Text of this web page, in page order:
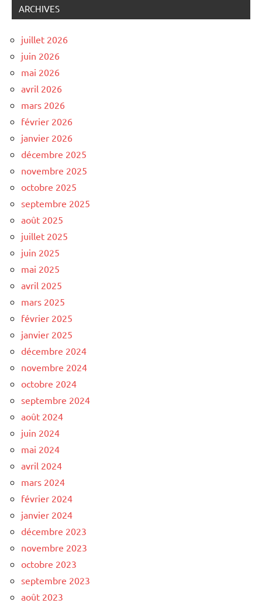
ARCHIVES
juillet 2026
juin 2026
mai 2026
avril 2026
mars 2026
février 2026
janvier 2026
décembre 2025
novembre 2025
octobre 2025
septembre 2025
août 2025
juillet 2025
juin 2025
mai 2025
avril 2025
mars 2025
février 2025
janvier 2025
décembre 2024
novembre 2024
octobre 2024
septembre 2024
août 2024
juin 2024
mai 2024
avril 2024
mars 2024
février 2024
janvier 2024
décembre 2023
novembre 2023
octobre 2023
septembre 2023
août 2023